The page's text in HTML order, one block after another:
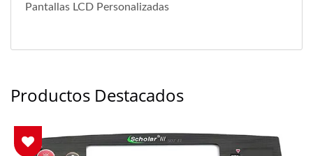
Pantallas LCD Personalizadas
Productos Destacados